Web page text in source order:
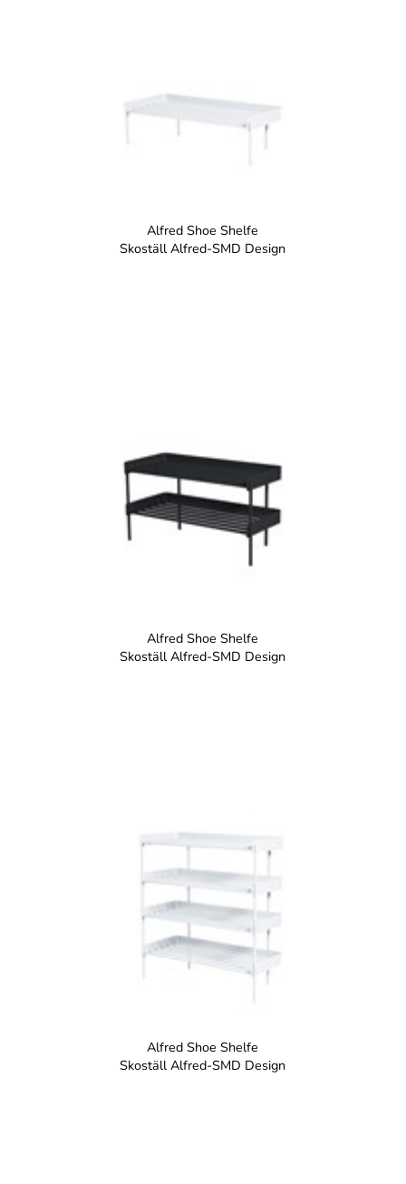
Alfred Shoe Shelfe
Skoställ Alfred-SMD Design
Alfred Shoe Shelfe
Skoställ Alfred-SMD Design
Alfred Shoe Shelfe
Skoställ Alfred-SMD Design